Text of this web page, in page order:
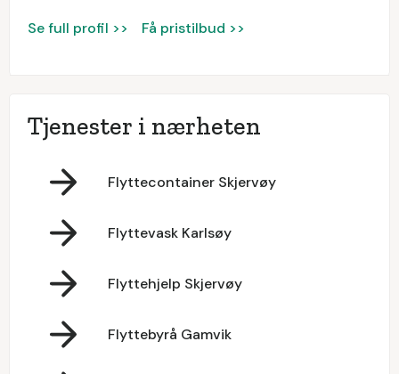
Se full profil >> Få pristilbud >>
Tjenester i nærheten
Flyttecontainer Skjervøy
Flyttevask Karlsøy
Flyttehjelp Skjervøy
Flyttebyrå Gamvik